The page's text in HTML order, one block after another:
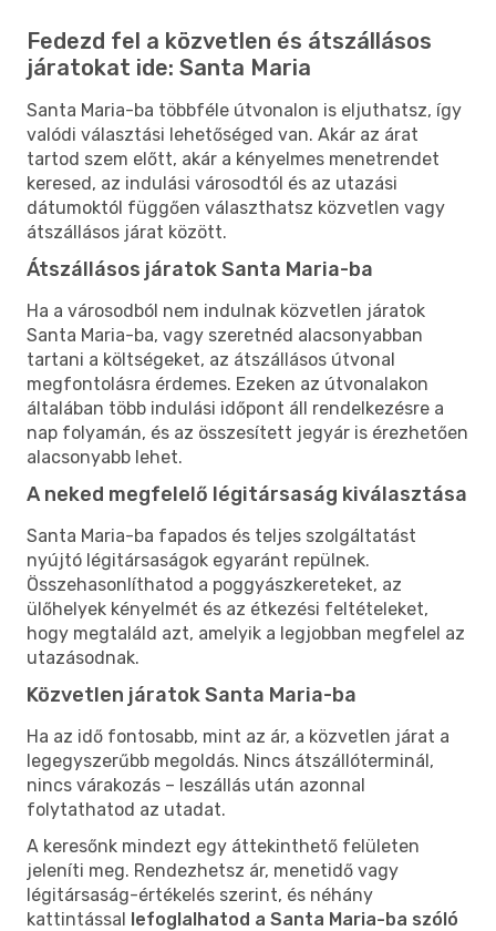
Fedezd fel a közvetlen és átszállásos
járatokat ide: Santa Maria
Santa Maria-ba többféle útvonalon is eljuthatsz, így
valódi választási lehetőséged van. Akár az árat
tartod szem előtt, akár a kényelmes menetrendet
keresed, az indulási városodtól és az utazási
dátumoktól függően választhatsz közvetlen vagy
átszállásos járat között.
Átszállásos járatok Santa Maria-ba
Ha a városodból nem indulnak közvetlen járatok
Santa Maria-ba, vagy szeretnéd alacsonyabban
tartani a költségeket, az átszállásos útvonal
megfontolásra érdemes. Ezeken az útvonalakon
általában több indulási időpont áll rendelkezésre a
nap folyamán, és az összesített jegyár is érezhetően
alacsonyabb lehet.
A neked megfelelő légitársaság kiválasztása
Santa Maria-ba fapados és teljes szolgáltatást
nyújtó légitársaságok egyaránt repülnek.
Összehasonlíthatod a poggyászkereteket, az
ülőhelyek kényelmét és az étkezési feltételeket,
hogy megtaláld azt, amelyik a legjobban megfelel az
utazásodnak.
Közvetlen járatok Santa Maria-ba
Ha az idő fontosabb, mint az ár, a közvetlen járat a
legegyszerűbb megoldás. Nincs átszállóterminál,
nincs várakozás – leszállás után azonnal
folytathatod az utadat.
A keresőnk mindezt egy áttekinthető felületen
jeleníti meg. Rendezhetsz ár, menetidő vagy
légitársaság-értékelés szerint, és néhány
kattintással lefoglalhatod a Santa Maria-ba szóló